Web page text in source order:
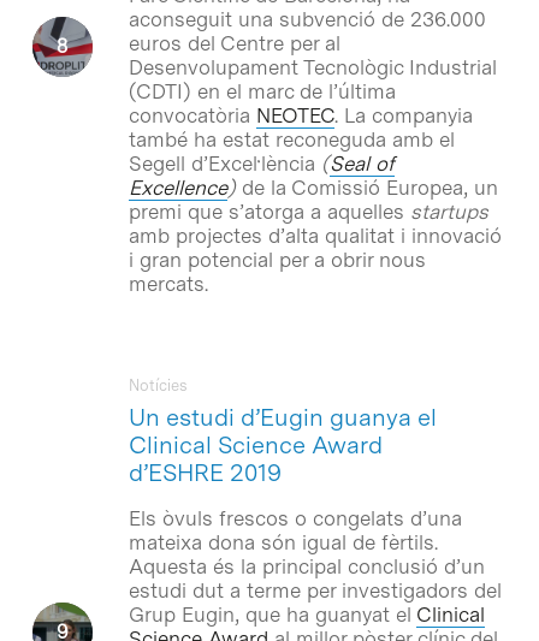
aconseguit una subvenció de 236.000
euros del Centre per al
Desenvolupament Tecnològic Industrial
(CDTI) en el marc de l’última
convocatòria NEOTEC. La companyia
també ha estat reconeguda amb el
Segell d’Excel·lència (Seal of
Excellence)de la Comissió Europea, un
premi que s’atorga a aquelles startups
amb projectes d’alta qualitat i innovació
i gran potencial per a obrir nous
mercats.
Un estudi d’Eugin guanya el
Clinical Science Award
d’ESHRE 2019
Notícies
Els òvuls frescos o congelats d’una
mateixa dona són igual de fèrtils.
Aquesta és la principal conclusió d’un
estudi dut a terme per investigadors del
Grup Eugin, que ha guanyat el Clinical